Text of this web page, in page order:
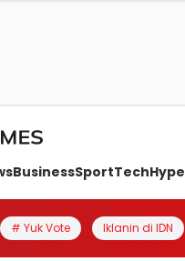
BusinessSportTechHype
# Yuk Vote Iklanin di IDN